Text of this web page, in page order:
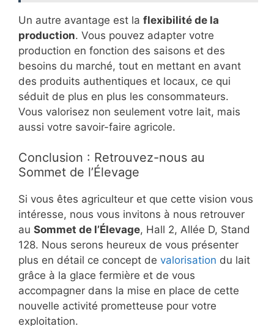
Un autre avantage est la flexibilité de la
production. Vous pouvez adapter votre
production en fonction des saisons et des
besoins du marché, tout en mettant en avant
des produits authentiques et locaux, ce qui
séduit de plus en plus les consommateurs.
Vous valorisez non seulement votre lait, mais
aussi votre savoir-faire agricole.
Conclusion : Retrouvez-nous au
Sommet de l’Élevage
Si vous êtes agriculteur et que cette vision vous
intéresse, nous vous invitons à nous retrouver
au Sommet de l’Élevage, Hall 2, Allée D, Stand
128. Nous serons heureux de vous présenter
plus en détail ce concept de valorisation du lait
grâce à la glace fermière et de vous
accompagner dans la mise en place de cette
nouvelle activité prometteuse pour votre
exploitation.